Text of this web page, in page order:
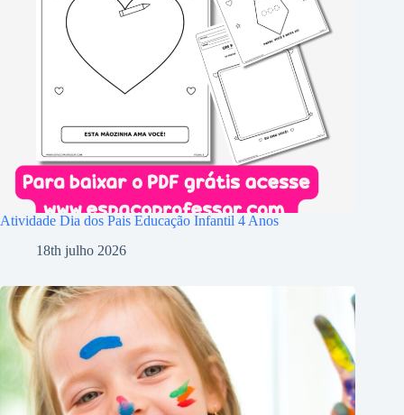
Atividade Dia dos Pais Educação Infantil 4 Anos
18th julho 2026